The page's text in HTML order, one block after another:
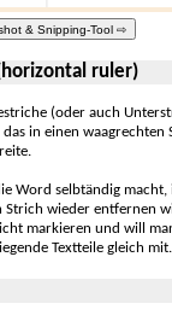
& Snipping-Tool ⇨
ruler)
(oder auch
in einen waag­rechten
Word selb­tändig macht,
Strich wieder ent­fernen
mar­kieren und will
Text­teile gleich mit.